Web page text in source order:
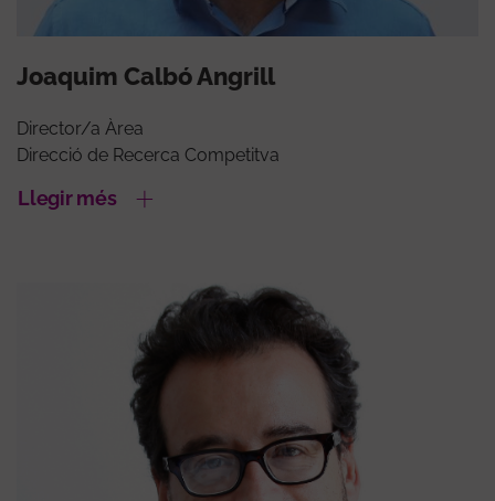
Joaquim Calbó Angrill
Director/a Àrea
Direcció de Recerca Competitva
Llegir més